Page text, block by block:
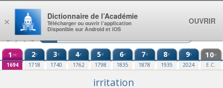
Aller au contenu
1 re
1694
2e
1718
3e
1740
4e
1762
5e
1798
6e
1835
7e
1878
8e
1935
9e
2024
10e
E.C.
irritation
×
Dictionnaire de l’Académie
Télécharger ou ouvrir l’application
Disponible sur Android et iOS
OUVRIR